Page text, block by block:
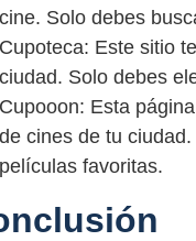
cine. Solo debes
Cupoteca: Este sitio
ciudad. Solo debes
Cupooon: Esta
de cines de tu
películas favoritas.